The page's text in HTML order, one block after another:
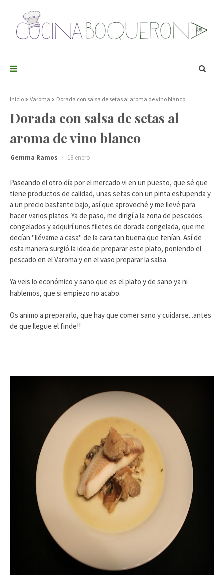
Inicio Varoma Dorada con salsa de setas al aroma de vino blanco
Dorada con salsa de setas al
aroma de vino blanco
Gemma Ramos 18 enero
Paseando el otro día por el mercado vi en un puesto, que sé que
tiene productos de calidad, unas setas con un pinta estupenda y
a un precio bastante bajo, así que aproveché y me llevé para
hacer varios platos. Ya de paso, me dirigí a la zona de pescados
congelados y adquirí unos filetes de dorada congelada, que me
decían "llévame a casa" de la cara tan buena que tenían. Así de
esta manera surgió la idea de preparar este plato, poniendo el
pescado en el Varoma y en el vaso preparar la salsa.
Ya veis lo económico y sano que es el plato y de sano ya ni
hablemos, que si empiezo no acabo.
Os animo a prepararlo, que hay que comer sano y cuidarse...antes
de que llegue el finde!!